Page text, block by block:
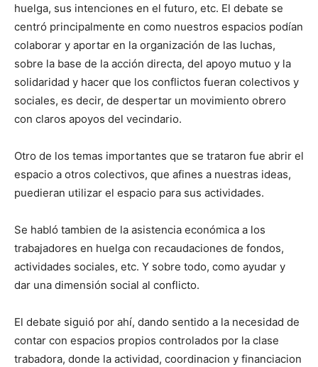
huelga, sus intenciones en el futuro, etc. El debate se
centró principalmente en como nuestros espacios podían
colaborar y aportar en la organización de las luchas,
sobre la base de la acción directa, del apoyo mutuo y la
solidaridad y hacer que los conflictos fueran colectivos y
sociales, es decir, de despertar un movimiento obrero
con claros apoyos del vecindario.
Otro de los temas importantes que se trataron fue abrir el
espacio a otros colectivos, que afines a nuestras ideas,
puedieran utilizar el espacio para sus actividades.
Se habló tambien de la asistencia económica a los
trabajadores en huelga con recaudaciones de fondos,
actividades sociales, etc. Y sobre todo, como ayudar y
dar una dimensión social al conflicto.
El debate siguió por ahí, dando sentido a la necesidad de
contar con espacios propios controlados por la clase
trabadora, donde la actividad, coordinacion y financiacion